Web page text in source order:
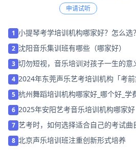
申请试听
1 小提琴考学培训机构哪家好？怎么选？
2 沈阳音乐集训班有哪些（哪家好）
3 切勿短视，音乐培训对孩子一生的意
4 2024年东莞声乐艺考培训机构「考前
5 杭州舞蹈培训机构哪家好_哪个好_学
6 2025年安阳艺考音乐培训机构哪家好
7 艺考时，如何选择适合自己的考试曲
8 北京声乐培训班注重创新形式培养